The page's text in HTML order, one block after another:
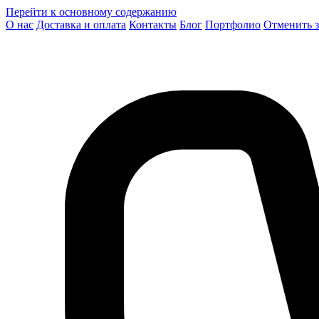
Перейти к основному содержанию
О нас Доставка и оплата Контакты Блог Портфолио Отменить